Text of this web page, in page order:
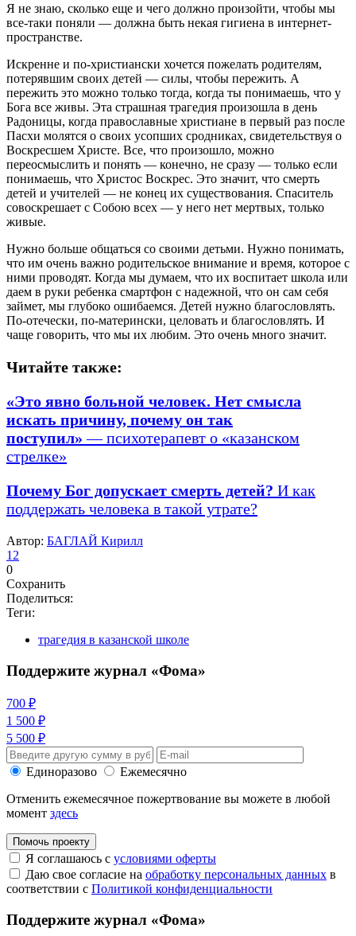
Я не знаю, сколько еще и чего должно произойти, чтобы мы
все-таки поняли — должна быть некая гигиена в интернет-
пространстве.
Искренне и по-христиански хочется пожелать родителям,
потерявшим своих детей — силы, чтобы пережить. А
пережить это можно только тогда, когда ты понимаешь, что у
Бога все живы. Эта страшная трагедия произошла в день
Радоницы, когда православные христиане в первый раз после
Пасхи молятся о своих усопших сродниках, свидетельствуя о
Воскресшем Христе. Все, что произошло, можно
переосмыслить и понять — конечно, не сразу — только если
понимаешь, что Христос Воскрес. Это значит, что смерть
детей и учителей — не конец их существования. Спаситель
совоскрешает с Собою всех — у него нет мертвых, только
живые.
Нужно больше общаться со своими детьми. Нужно понимать,
что им очень важно родительское внимание и время, которое с
ними проводят. Когда мы думаем, что их воспитает школа или
даем в руки ребенка смартфон с надежной, что он сам себя
займет, мы глубоко ошибаемся. Детей нужно благословлять.
По-отечески, по-матерински, целовать и благословлять. И
чаще говорить, что мы их любим. Это очень много значит.
Читайте также:
«Это явно больной человек. Нет смысла
искать причину, почему он так
поступил» — психотерапевт о «казанском
стрелке»
Почему Бог допускает смерть детей? И как
поддержать человека в такой утрате?
Автор: БАГЛАЙ Кирилл
12
0
Сохранить
Поделиться:
Теги:
трагедия в казанской школе
Поддержите журнал «Фома»
700 ₽
1 500 ₽
5 500 ₽
Единоразово
Ежемесячно
Отменить ежемесячное пожертвование вы можете в любой
момент здесь
Помочь проекту
Я соглашаюсь с условиями оферты
Даю свое согласие на обработку персональных данных в
соответствии с Политикой конфиденциальности
Поддержите журнал «Фома»